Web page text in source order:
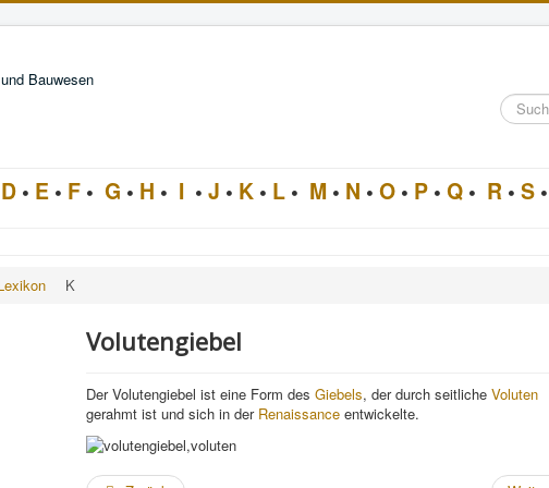
Bauwesen
Suche
im
D • E • F • G • H • I • J • K • L • M • N • O • P • Q • R • S •
K
Volutengiebel
Der Volutengiebel ist eine Form des Giebels, der durch seitliche Voluten
gerahmt ist und sich in der Renaissance entwickelte.